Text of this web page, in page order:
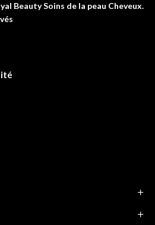
Beauty Soins de la peau Cheveux.